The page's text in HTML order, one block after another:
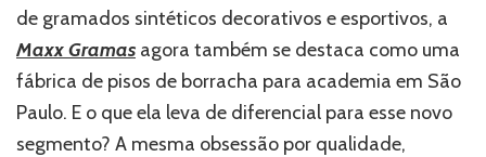
de gramados sintéticos decorativos e esportivos, a
Maxx Gramas agora também se destaca como uma
fábrica de pisos de borracha para academia em São
Paulo. E o que ela leva de diferencial para esse novo
segmento? A mesma obsessão por qualidade,